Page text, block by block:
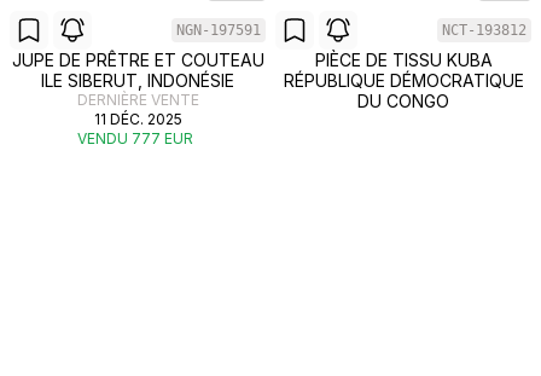
NGN-197591
JUPE DE PRÊTRE ET COUTEAU
ILE SIBERUT, INDONÉSIE
DERNIÈRE VENTE
11 DÉC. 2025
VENDU 777 EUR
NCT-193812
PIÈCE DE TISSU KUBA
RÉPUBLIQUE DÉMOCRATIQUE
DU CONGO